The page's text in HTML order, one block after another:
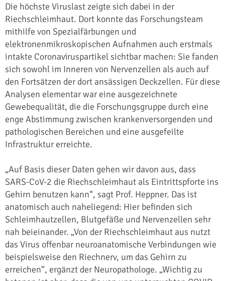
Die höchste Viruslast zeigte sich dabei in der
Riechschleimhaut. Dort konnte das Forschungsteam
mithilfe von Spezialfärbungen und
elektronenmikroskopischen Aufnahmen auch erstmals
intakte Coronaviruspartikel sichtbar machen: Sie fanden
sich sowohl im Inneren von Nervenzellen als auch auf
den Fortsätzen der dort ansässigen Deckzellen. Für diese
Analysen elementar war eine ausgezeichnete
Gewebequalität, die die Forschungsgruppe durch eine
enge Abstimmung zwischen krankenversorgenden und
pathologischen Bereichen und eine ausgefeilte
Infrastruktur erreichte.
„Auf Basis dieser Daten gehen wir davon aus, dass
SARS-CoV-2 die Riechschleimhaut als Eintrittspforte ins
Gehirn benutzen kann“, sagt Prof. Heppner. Das ist
anatomisch auch naheliegend: Hier befinden sich
Schleimhautzellen, Blutgefäße und Nervenzellen sehr
nah beieinander. „Von der Riechschleimhaut aus nutzt
das Virus offenbar neuroanatomische Verbindungen wie
beispielsweise den Riechnerv, um das Gehirn zu
erreichen“, ergänzt der Neuropathologe. „Wichtig zu